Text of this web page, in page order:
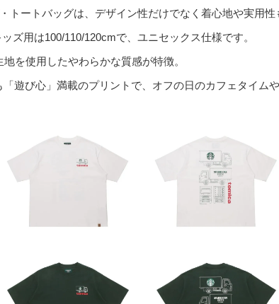
トートバッグは、デザイン性だけでなく着心地や実用性
ズ用は100/110/120cmで、ユニセックス仕様です。
を使用したやわらかな質感が特徴。
「遊び心」満載のプリントで、オフの日のカフェタイム